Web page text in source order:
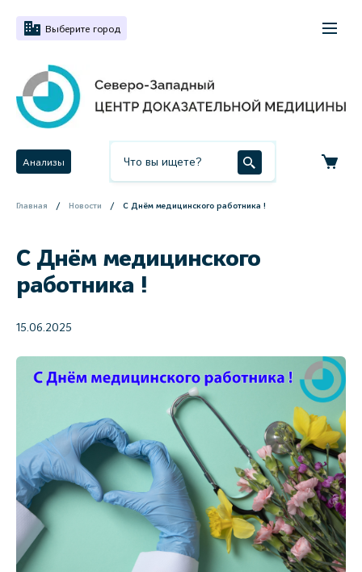
Выберите город
Анализы
Главная Новости С Днём медицинского работника !
С Днём медицинского
работника !
15.06.2025